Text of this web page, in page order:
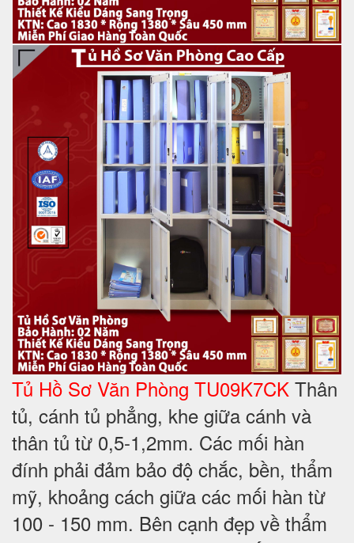
Tủ Hồ Sơ Văn Phòng TU09K7CK Thân
tủ, cánh tủ phẳng, khe giữa cánh và
thân tủ từ 0,5-1,2mm. Các mối hàn
đính phải đảm bảo độ chắc, bền, thẩm
mỹ, khoảng cách giữa các mối hàn từ
100 - 150 mm. Bên cạnh đẹp về thẩm